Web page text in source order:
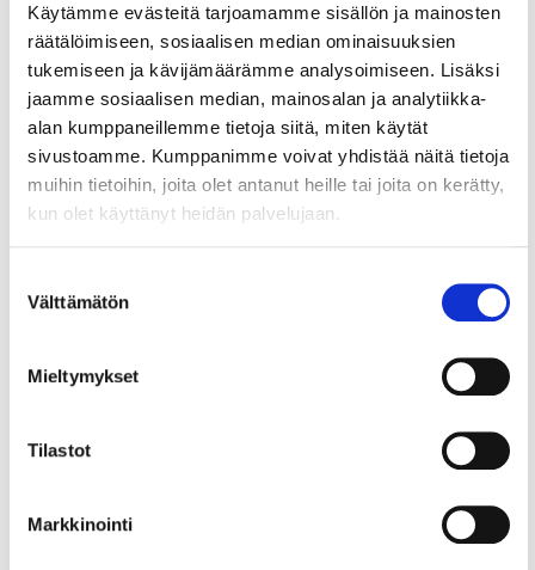
Käytämme evästeitä tarjoamamme sisällön ja mainosten
räätälöimiseen, sosiaalisen median ominaisuuksien
tukemiseen ja kävijämäärämme analysoimiseen. Lisäksi
jaamme sosiaalisen median, mainosalan ja analytiikka-
alan kumppaneillemme tietoja siitä, miten käytät
sivustoamme. Kumppanimme voivat yhdistää näitä tietoja
muihin tietoihin, joita olet antanut heille tai joita on kerätty,
kun olet käyttänyt heidän palvelujaan.
valinta
Välttämätön
Mieltymykset
Tilastot
Markkinointi
Kauppakamarin jäsenille maksuttomassa
neuvontapalvelussa asiantuntijat ja
lakimiehet vastaavat kysymyksiisi liittyen
muun muassa verotukseen,
taloushallintoon ja lakiasioihin.
Voit lähettää kysymyksesi
Pohditko, onko yrityksesi
Voit tarkistaa organisaatiosi
Helsingin seudun kauppakamari on Suomen